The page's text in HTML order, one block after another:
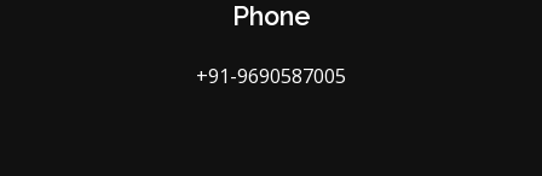
Phone
+91-9690587005